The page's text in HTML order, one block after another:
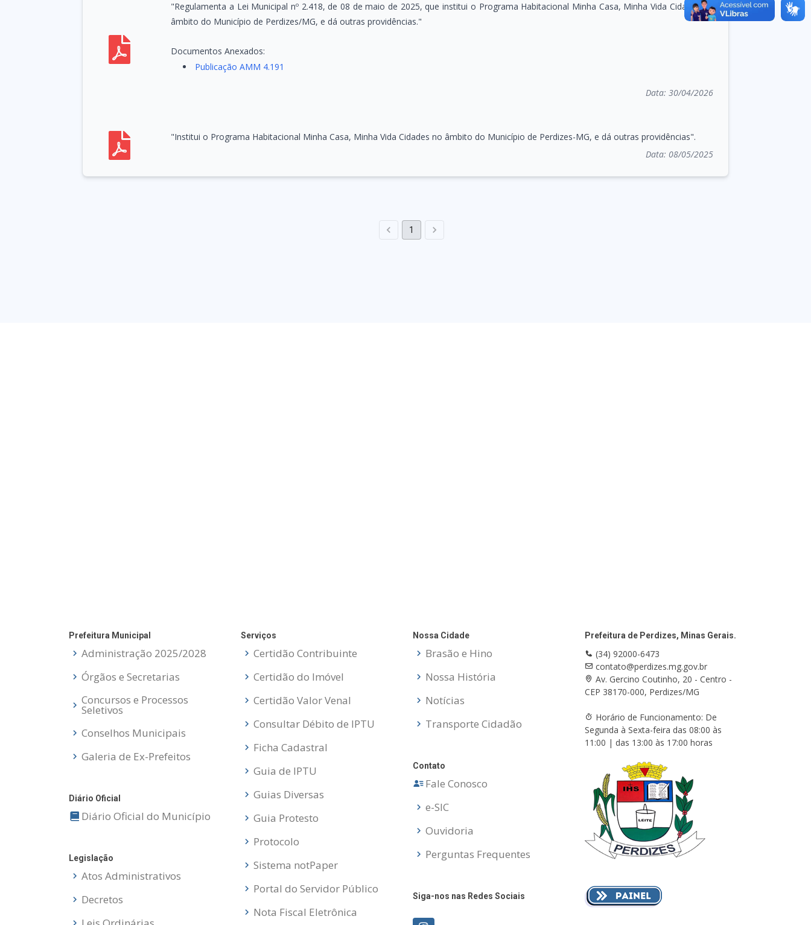
"Regulamenta a Lei Municipal nº 2.418, de 08 de maio de 2025, que institui o Programa Habitacional Minha Casa, Minha Vida Cidades no
âmbito do Município de Perdizes/MG, e dá outras providências."
Documentos Anexados:
Publicação AMM 4.191
Data:30/04/2026
"Institui o Programa Habitacional Minha Casa, Minha Vida Cidades no âmbito do Município de Perdizes-MG, e dá outras providências".
Data:08/05/2025
1
Prefeitura Municipal
Administração 2025/2028
Órgãos e Secretarias
Concursos e Processos
Seletivos
Conselhos Municipais
Galeria de Ex-Prefeitos
Diário Oficial
Diário Oficial do Município
Legislação
Atos Administrativos
Decretos
Serviços
Certidão Contribuinte
Certidão do Imóvel
Certidão Valor Venal
Consultar Débito de IPTU
Ficha Cadastral
Guia de IPTU
Guias Diversas
Guia Protesto
Protocolo
Sistema notPaper
Portal do Servidor Público
Nota Fiscal Eletrônica
Nossa Cidade
Brasão e Hino
Nossa História
Notícias
Transporte Cidadão
Contato
Fale Conosco
e-SIC
Ouvidoria
Perguntas Frequentes
Siga-nos nas Redes Sociais
Prefeitura de Perdizes, Minas Gerais.
(34) 92000-6473
contato@perdizes.mg.gov.br
Av. Gercino Coutinho, 20 - Centro -
CEP 38170-000, Perdizes/MG
Horário de Funcionamento: De
Segunda à Sexta-feira das 08:00 às
11:00 | das 13:00 às 17:00 horas